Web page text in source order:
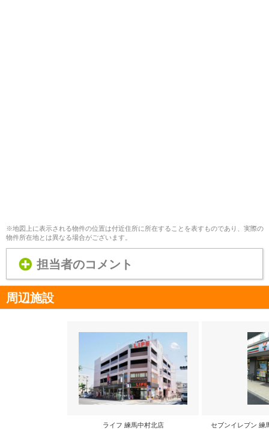
※地図上に表示される物件の位置は付近住所に所在することを表すものであり、実際の
物件所在地とは異なる場合がございます。
担当者のコメント
周辺施設
ライフ 練馬中村北店 セブンイレブン 練